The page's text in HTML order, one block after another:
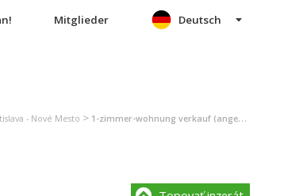
Mitglieder Deutsch
- Nové Mesto > 1-zimmer-wohnung verkauf (angebot) Bratislava - Nové Mesto